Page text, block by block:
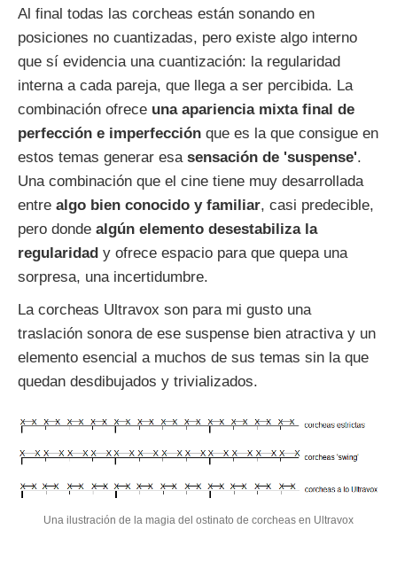
Al final todas las corcheas están sonando en
posiciones no cuantizadas, pero existe algo interno
que sí evidencia una cuantización: la regularidad
interna a cada pareja, que llega a ser percibida. La
combinación ofrece una apariencia mixta final de
perfección e imperfección que es la que consigue en
estos temas generar esasensación de 'suspense'.
Una combinación que el cine tiene muy desarrollada
entre algo bien conocido y familiar, casi predecible,
pero donde algún elemento desestabiliza la
regularidad y ofrece espacio para que quepa una
sorpresa, una incertidumbre.
La corcheas Ultravox son para mi gusto una
traslación sonora de ese suspense bien atractiva y un
elemento esencial a muchos de sus temas sin la que
quedan desdibujados y trivializados.
Una ilustración de la magia del ostinato de corcheas en Ultravox